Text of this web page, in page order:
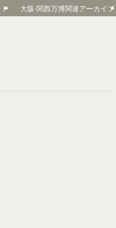
大阪‧関⻄万博関連アーカイブ